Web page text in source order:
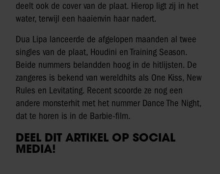
deelt ook de cover van de plaat. Hierop ligt zij in het
water, terwijl een haaienvin haar nadert.
Dua Lipa lanceerde de afgelopen maanden al twee
singles van de plaat, Houdini en Training Season.
Beide nummers belandden hoog in de hitlijsten. De
zangeres is bekend van wereldhits als One Kiss, New
Rules en Levitating. Recent scoorde ze nog een
andere monsterhit met het nummer Dance The Night,
dat te horen is in de Barbie-film.
DEEL DIT ARTIKEL OP SOCIAL
MEDIA!